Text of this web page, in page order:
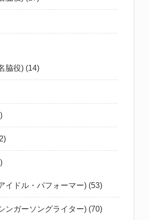
脇役) (14)
イドル・パフォーマー) (53)
ンガーソングライター) (70)